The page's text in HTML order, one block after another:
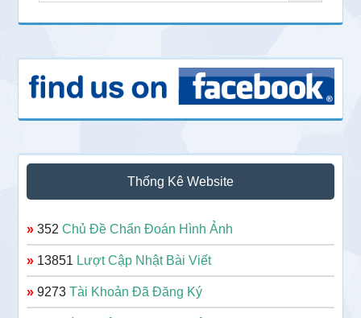
Thống Kê Website
» 352Chủ Đề Chẩn Đoán Hình Ảnh
» 13851 Lượt Cập Nhật Bài Viết
» 9273Tài Khoản Đã Đăng Ký